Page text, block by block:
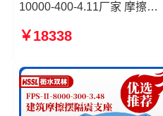
10000-400-4.11厂家 摩擦摆
3.81生产厂家 摩擦摆减隔震支
隔震支座FPSII-4000-300-
3.48
￥18338